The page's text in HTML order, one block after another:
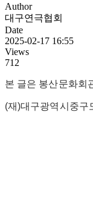
Author
대구연극협회
Date
2025-02-17 16:55
Views
712
본 글은 봉산문화회
(재)대구광역시중구